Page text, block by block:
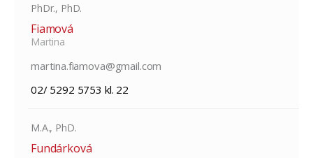
PhDr., PhD.
Fiamová
Martina
martina.fiamova@gmail.com
02/ 5292 5753 kl. 22
M.A., PhD.
Fundárková